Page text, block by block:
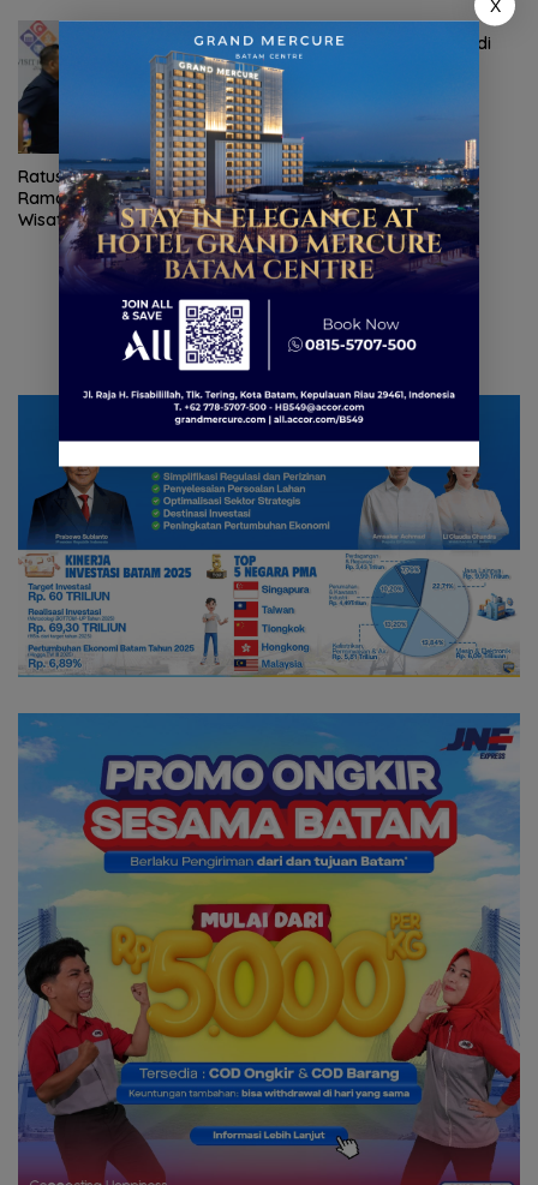
Ratusan Wisatawan Malaysia
Ramaikan Family Rally
Wisata Season 3 di Batam
Timnas 3×3 putri tampil di
Singapore Series untuk
X